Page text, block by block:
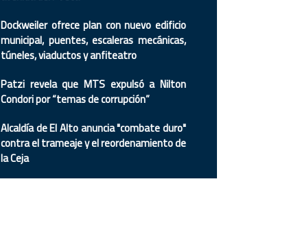
Dockweiler ofrece plan con nuevo edificio
municipal, puentes, escaleras mecánicas,
túneles, viaductos y anfiteatro
Patzi revela que MTS expulsó a Nilton
Condori por “temas de corrupción”
Alcaldía de El Alto anuncia "combate duro"
contra el trameaje y el reordenamiento de
la Ceja